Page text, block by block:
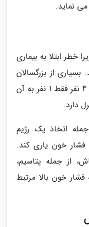
نماید.
خطر ابتلا به بیماری
از بزرگسالان
ایرانی فشار خون بالا دارند، اما از هر 4 نفر فقط 1 نفر به آن
دارد.
اتخاذ یک رژیم
خون یاری کند.
از جمله پتاسیم،
خون بالا مرتبط